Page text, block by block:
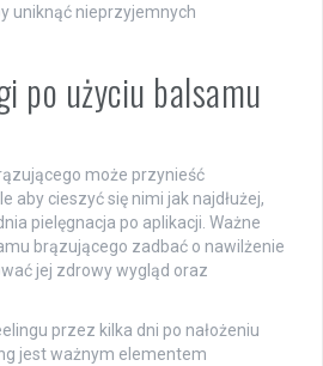
uniknąć nieprzyjemnych
po użyciu balsamu
może przynieść
aby cieszyć się nimi jak najdłużej,
pielęgnacja po aplikacji. Ważne
brązującego zadbać o nawilżenie
jej zdrowy wygląd oraz
przez kilka dni po nałożeniu
jest ważnym elementem